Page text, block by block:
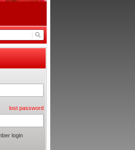
lost password
login